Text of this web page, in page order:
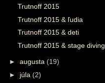
Trutnoff 2015
Trutnoff 2015 & ľudia
Trutnoff 2015 & deti
Trutnoff 2015 & stage diving
► augusta (19)
► júla (2)